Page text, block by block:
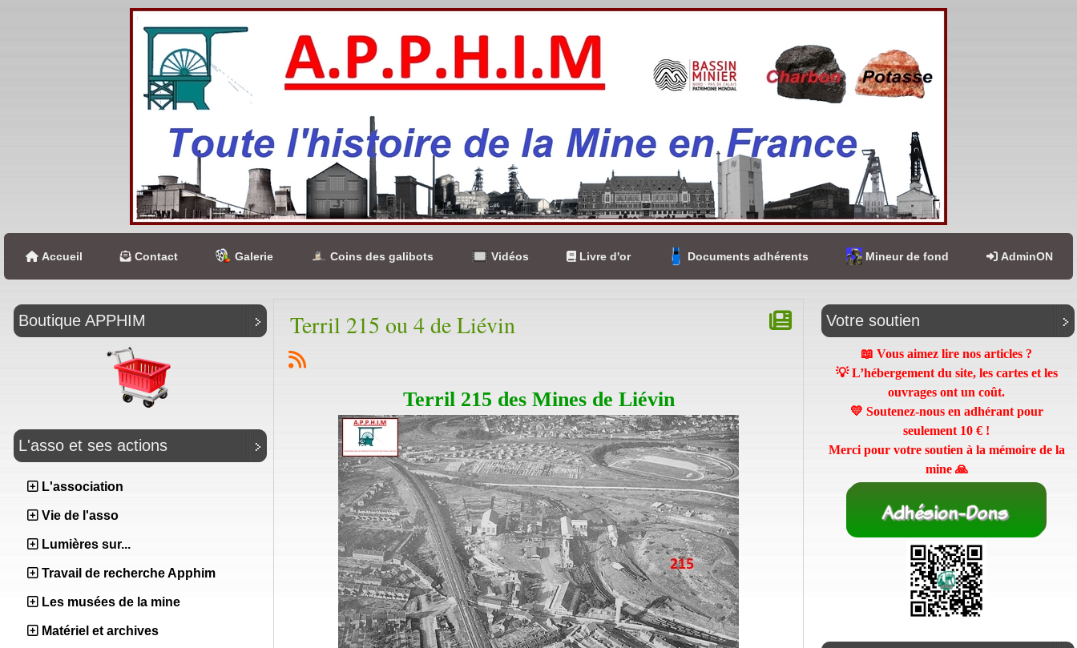
Accueil Contact Galerie Coins des galibots Vidéos Livre d'or Documents adhérents Mineur de fond AdminON
Boutique APPHIM
L'asso et ses actions
L'association
Vie de l'asso
Lumières sur...
Travail de recherche Apphim
Les musées de la mine
Matériel et archives
Terril 215 ou 4 de Liévin
Terril 215 des Mines de Liévin
Votre soutien
📖 Vous aimez lire nos articles ?
💡 L’hébergement du site, les cartes et les
ouvrages ont un coût.
💛 Soutenez-nous en adhérant pour
seulement 10 € !
Merci pour votre soutien à la mémoire de la
mine 🙏